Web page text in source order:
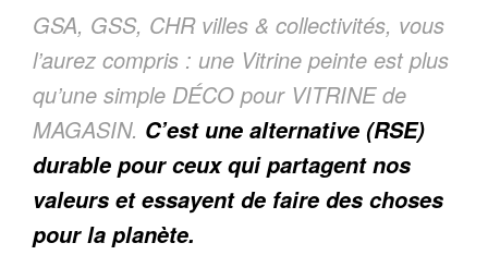
GSA, GSS, CHR villes & collectivités, vous
l’aurez compris : une Vitrine peinte est plus
qu’une simple DÉCO pour VITRINE de
MAGASIN. C’est une alternative (RSE)
durable pour ceux qui partagent nos
valeurs et essayent de faire des choses
pour la planète.